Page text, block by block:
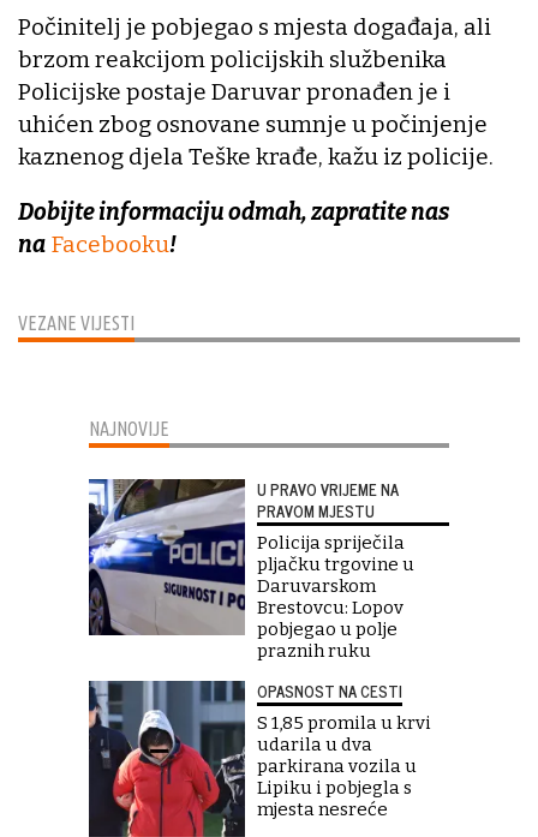
VEZANE VIJESTI
Počinitelj je pobjegao s mjesta događaja, ali
brzom reakcijom policijskih službenika
Policijske postaje Daruvar pronađen je i
uhićen zbog osnovane sumnje u počinjenje
kaznenog djela Teške krađe, kažu iz policije.
Dobijte informaciju odmah, zapratite nas
na Facebooku!
NAJNOVIJE
U PRAVO VRIJEME NA
PRAVOM MJESTU
Policija spriječila
pljačku trgovine u
Daruvarskom
Brestovcu: Lopov
pobjegao u polje
praznih ruku
OPASNOST NA CESTI
S 1,85 promila u krvi
udarila u dva
parkirana vozila u
Lipiku i pobjegla s
mjesta nesreće